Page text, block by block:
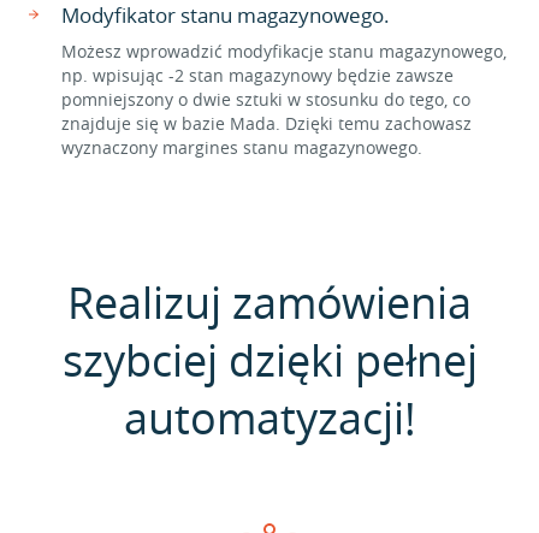
Modyfikator stanu magazynowego.
Możesz wprowadzić modyfikacje stanu magazynowego,
np. wpisując -2 stan magazynowy będzie zawsze
pomniejszony o dwie sztuki w stosunku do tego, co
znajduje się w bazie Mada. Dzięki temu zachowasz
wyznaczony margines stanu magazynowego.
Realizuj zamówienia
szybciej dzięki pełnej
automatyzacji!